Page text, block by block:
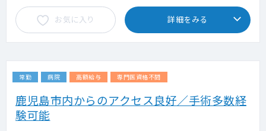
お気に入り 詳細をみる
常勤 病院 高額給与 専門医資格不問
鹿児島市内からのアクセス良好／手術多数経
験可能